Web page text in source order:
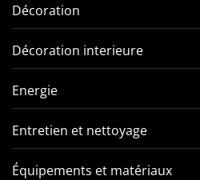
Décoration
Décoration interieure
Energie
Entretien et nettoyage
Équipements et matériaux